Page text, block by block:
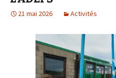
21 mai 2026 Activités